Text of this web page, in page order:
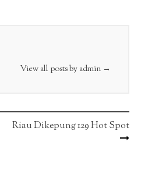
View all posts by admin →
Riau Dikepung 129 Hot Spot